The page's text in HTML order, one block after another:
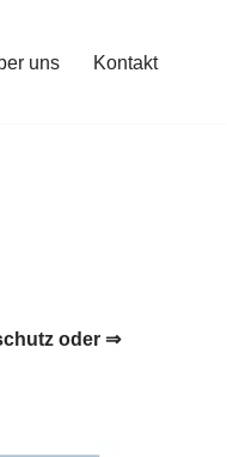
uns Kontakt
oder ⇒